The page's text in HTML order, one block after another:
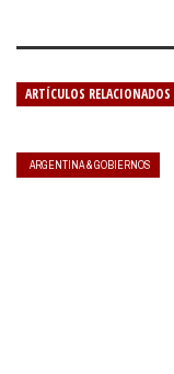
ARTÍCULOS RELACIONADOS
ARGENTINA & GOBIERNOS